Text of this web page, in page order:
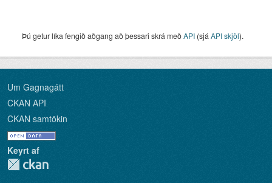
Þú getur líka fengið aðgang að þessari skrá meðAPI (sjá API skjöl).
Um Gagnagátt
CKAN API
CKAN samtökin
Keyrt af